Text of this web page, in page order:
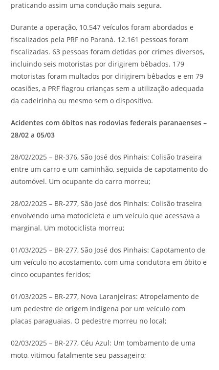
praticando assim uma condução mais segura.
Durante a operação, 10.547 veículos foram abordados e
fiscalizados pela PRF no Paraná. 12.161 pessoas foram
fiscalizadas. 63 pessoas foram detidas por crimes diversos,
incluindo seis motoristas por dirigirem bêbados. 179
motoristas foram multados por dirigirem bêbados e em 79
ocasiões, a PRF flagrou crianças sem a utilização adequada
da cadeirinha ou mesmo sem o dispositivo.
Acidentes com óbitos nas rodovias federais paranaenses –
28/02 a 05/03
28/02/2025 – BR-376, São José dos Pinhais: Colisão traseira
entre um carro e um caminhão, seguida de capotamento do
automóvel. Um ocupante do carro morreu;
28/02/2025 – BR-277, São José dos Pinhais: Colisão traseira
envolvendo uma motocicleta e um veículo que acessava a
marginal. Um motociclista morreu;
01/03/2025 – BR-277, São José dos Pinhais: Capotamento de
um veículo no acostamento, com uma condutora em óbito e
cinco ocupantes feridos;
01/03/2025 – BR-277, Nova Laranjeiras: Atropelamento de
um pedestre de origem indígena por um veículo com
placas paraguaias. O pedestre morreu no local;
02/03/2025 – BR-277, Céu Azul: Um tombamento de uma
moto, vitimou fatalmente seu passageiro;